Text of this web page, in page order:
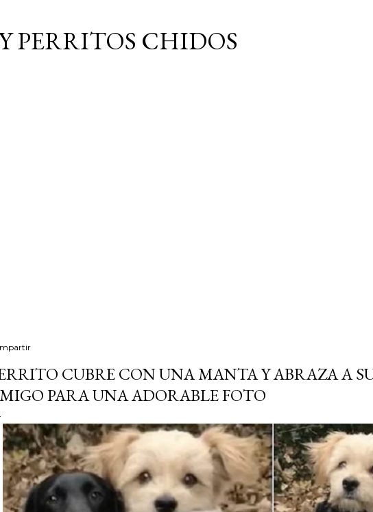
PERRITOS CHIDOS
CUBRE CON UNA MANTA Y ABRAZA A
PARA UNA ADORABLE FOTO